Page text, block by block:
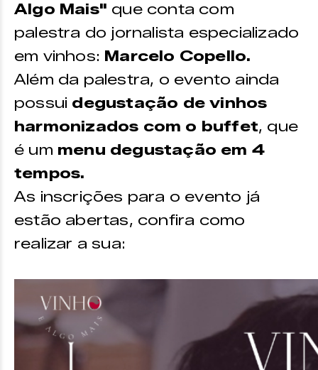
Algo Mais" que conta com
palestra do jornalista especializado
em vinhos: Marcelo Copello.
Além da palestra, o evento ainda
possui degustação de vinhos
harmonizados com o buffet, que
é um menu degustação em 4
tempos.
As inscrições para o evento já
estão abertas, confira como
realizar a sua: